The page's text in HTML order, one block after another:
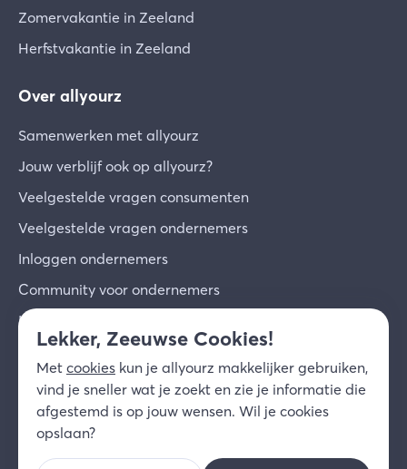
Zomervakantie in Zeeland
Herfstvakantie in Zeeland
Over allyourz
Samenwerken met allyourz
Jouw verblijf ook op allyourz?
Veelgestelde vragen consumenten
Veelgestelde vragen ondernemers
Inloggen ondernemers
Community voor ondernemers
Inschrijven voor de nieuwsbrief
Over ons
Contact
© 2026 allyourz b.v.
Lekker, Zeeuwse Cookies!
Met cookies kun je allyourz makkelijker gebruiken,
vind je sneller wat je zoekt en zie je informatie die
afgestemd is op jouw wensen. Wil je cookies
opslaan?